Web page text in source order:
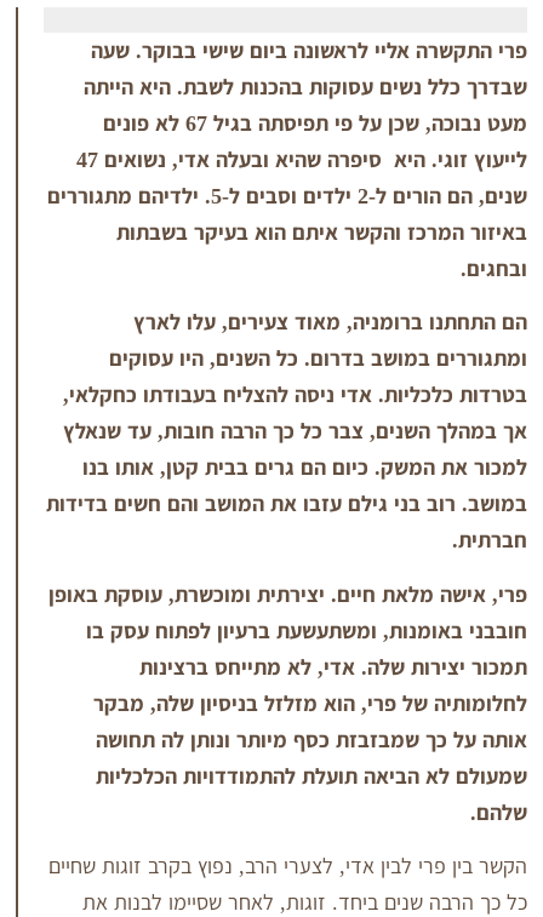
אליי לראשונה ביום שישי בבוקר. שעה
עסוקות בהכנות לשבת. היא הייתה
מעט נבוכה, שכן על פי תפיסתה בגיל 67 לא פונים
לייעוץ זוגי. היא סיפרה שהיא ובעלה אדי, נשואים 47
שנים, הם הורים ל-2 ילדים וסבים ל-5. ילדיהם מתגוררים
והקשר איתם הוא בעיקר בשבתות
מאוד צעירים, עלו לארץ
בדרום. כל השנים, היו עסוקים
אדי ניסה להצליח בעבודתו כחקלאי,
צבר כל כך הרבה חובות, עד שנאלץ
כיום הם גרים בבית קטן, אותו בנו
גילם עזבו את המושב והם חשים בדידות
חיים. יצירתית ומוכשרת, עוסקת באופן
ומשתעשעת ברעיון לפתוח עסק בו
שלה. אדי, לא מתייחס ברצינות
פרי, הוא מזלזל בניסיון שלה, מבקר
כסף מיותר ונותן לה תחושה
תועלת להתמודדויות הכלכליות
לבין אדי, לצערי הרב, נפוץ בקרב זוגות שחיים
ביחד. זוגות, לאחר שסיימו לבנות את